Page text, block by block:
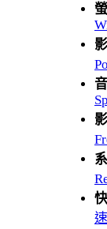
速